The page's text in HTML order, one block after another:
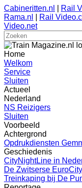
Cabineritten.nl Rail
Rama.nl
Rail
Video.net
Home
Welkom
Service
Sluiten
Actueel
Nederland
NS Reizigers
Sluiten
Voorbeeld
Achtergrond
Opdrukdiensten
Geschiedenis
CityNightLine in
De Zwitserse
Treinkaping bij De